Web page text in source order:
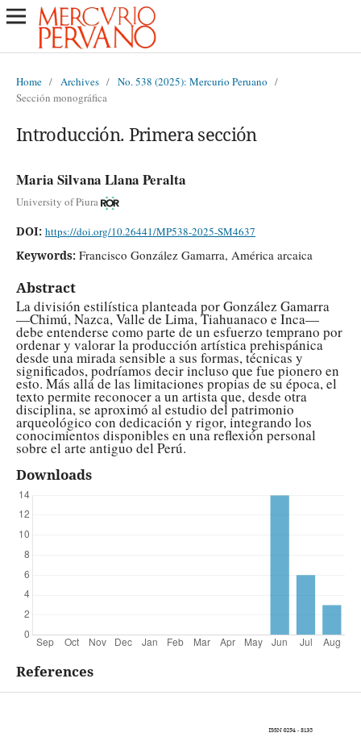
Home / Archives / No. 538 (2025): Mercurio Peruano /
Sección monográfica
Introducción. Primera sección
Maria Silvana Llana Peralta
University of Piura
DOI: https://doi.org/10.26441/MP538-2025-SM4637
Keywords: Francisco González Gamarra, América arcaica
Abstract
La división estilística planteada por González Gamarra
—Chimú, Nazca, Valle de Lima, Tiahuanaco e Inca—
debe entenderse como parte de un esfuerzo temprano por
ordenar y valorar la producción artística prehispánica
desde una mirada sensible a sus formas, técnicas y
significados, podríamos decir incluso que fue pionero en
esto. Más allá de las limitaciones propias de su época, el
texto permite reconocer a un artista que, desde otra
disciplina, se aproximó al estudio del patrimonio
arqueológico con dedicación y rigor, integrando los
conocimientos disponibles en una reflexión personal
sobre el arte antiguo del Perú.
Downloads
References